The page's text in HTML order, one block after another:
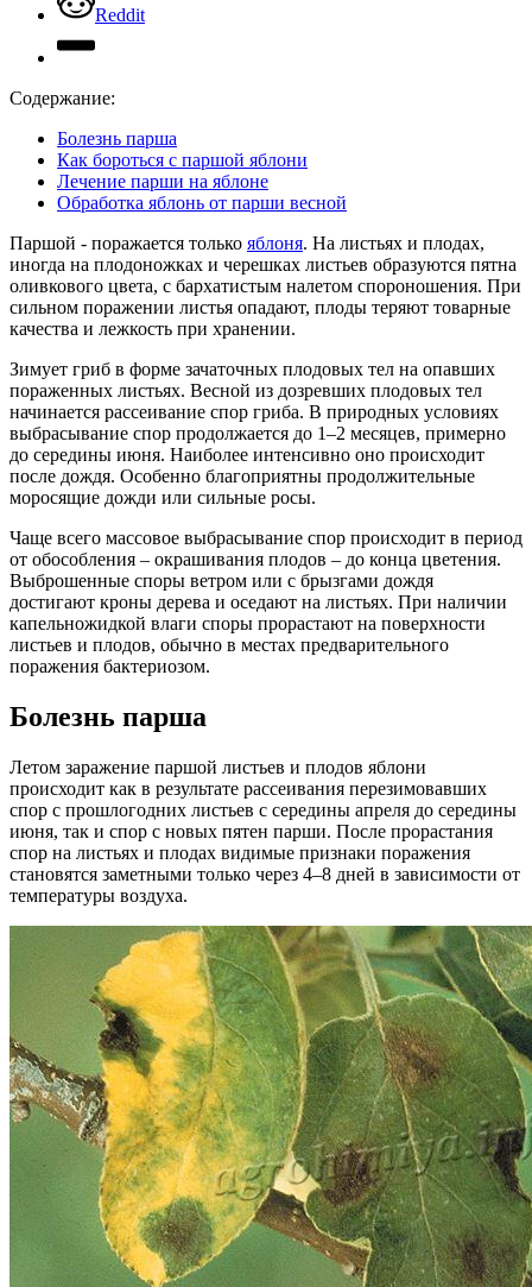
Reddit
Содержание:
Болезнь парша
Как бороться с паршой яблони
Лечение парши на яблоне
Обработка яблонь от парши весной
Паршой - поражается только яблоня. На листьях и плодах,
иногда на плодоножках и черешках листьев образуются пятна
оливкового цвета, с бархатистым налетом спороношения. При
сильном поражении листья опадают, плоды теряют товарные
качества и лежкость при хранении.
Зимует гриб в форме зачаточных плодовых тел на опавших
пораженных листьях. Весной из дозревших плодовых тел
начинается рассеивание спор гриба. В природных условиях
выбрасывание спор продолжается до 1–2 месяцев, примерно
до середины июня. Наиболее интенсивно оно происходит
после дождя. Особенно благоприятны продолжительные
моросящие дожди или сильные росы.
Чаще всего массовое выбрасывание спор происходит в период
от обособления – окрашивания плодов – до конца цветения.
Выброшенные споры ветром или с брызгами дождя
достигают кроны дерева и оседают на листьях. При наличии
капельножидкой влаги споры прорастают на поверхности
листьев и плодов, обычно в местах предварительного
поражения бактериозом.
Болезнь парша
Летом заражение паршой листьев и плодов яблони
происходит как в результате рассеивания перезимовавших
спор с прошлогодних листьев с середины апреля до середины
июня, так и спор с новых пятен парши. После прорастания
спор на листьях и плодах видимые признаки поражения
становятся заметными только через 4–8 дней в зависимости от
температуры воздуха.